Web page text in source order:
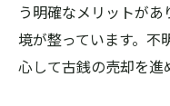
う明確なメリットが
境が整っています。不
心して古銭の売却を進